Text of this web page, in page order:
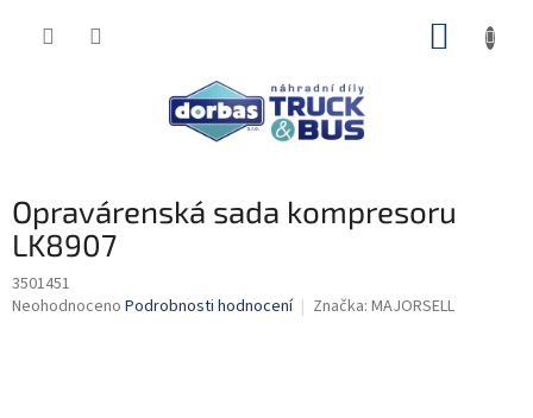
Opravárenská sada kompresoru
LK8907
3501451
Průměrné
Neohodnoceno Podrobnosti hodnocení Značka: MAJORSELL